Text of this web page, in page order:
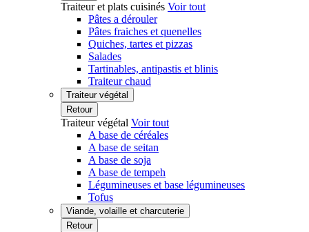
Traiteur et plats cuisinés Voir tout
Pâtes a dérouler
Pâtes fraiches et quenelles
Quiches, tartes et pizzas
Salades
Tartinables, antipastis et blinis
Traiteur chaud
Traiteur végétal
Retour
Traiteur végétal Voir tout
A base de céréales
A base de seitan
A base de soja
A base de tempeh
Légumineuses et base légumineuses
Tofus
Viande, volaille et charcuterie
Retour